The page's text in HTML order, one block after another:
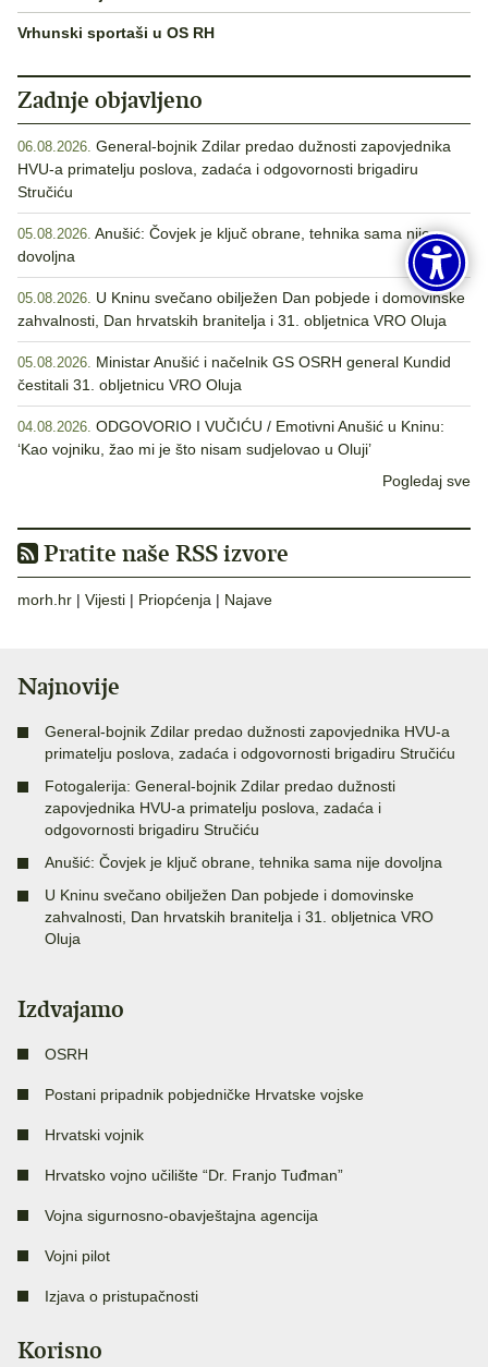
Vrhunski sportaši u OS RH
Zadnje objavljeno
06.08.2026. General-bojnik Zdilar predao dužnosti zapovjednika
HVU-a primatelju poslova, zadaća i odgovornosti brigadiru
Stručiću
05.08.2026. Anušić: Čovjek je ključ obrane, tehnika sama nije
dovoljna
05.08.2026. U Kninu svečano obilježen Dan pobjede i domovinske
zahvalnosti, Dan hrvatskih branitelja i 31. obljetnica VRO Oluja
05.08.2026. Ministar Anušić i načelnik GS OSRH general Kundid
čestitali 31. obljetnicu VRO Oluja
04.08.2026. ODGOVORIO I VUČIĆU / Emotivni Anušić u Kninu:
‘Kao vojniku, žao mi je što nisam sudjelovao u Oluji’
Pogledaj sve
Pratite naše RSS izvore
morh.hr | Vijesti | Priopćenja | Najave
Najnovije
General-bojnik Zdilar predao dužnosti zapovjednika HVU-a
primatelju poslova, zadaća i odgovornosti brigadiru Stručiću
Fotogalerija: General-bojnik Zdilar predao dužnosti
zapovjednika HVU-a primatelju poslova, zadaća i
odgovornosti brigadiru Stručiću
Anušić: Čovjek je ključ obrane, tehnika sama nije dovoljna
U Kninu svečano obilježen Dan pobjede i domovinske
zahvalnosti, Dan hrvatskih branitelja i 31. obljetnica VRO
Oluja
Izdvajamo
OSRH
Postani pripadnik pobjedničke Hrvatske vojske
Hrvatski vojnik
Hrvatsko vojno učilište “Dr. Franjo Tuđman”
Vojna sigurnosno-obavještajna agencija
Vojni pilot
Izjava o pristupačnosti
Korisno